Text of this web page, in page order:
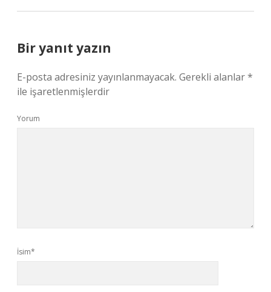
Bir yanıt yazın
E-posta adresiniz yayınlanmayacak. Gerekli alanlar*
ile işaretlenmişlerdir
Yorum
İsim*